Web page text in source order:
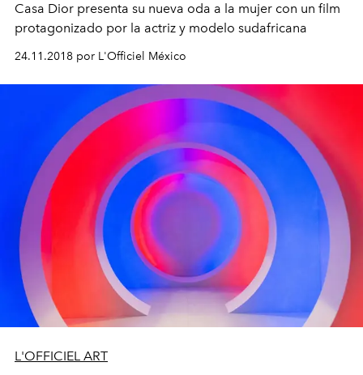
Casa Dior presenta su nueva oda a la mujer con un film
protagonizado por la actriz y modelo sudafricana
24.11.2018 por L'Officiel México
L'OFFICIEL ART